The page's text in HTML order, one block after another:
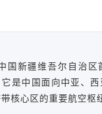
国新疆维吾尔自治区
是中国面向中亚、
核心区的重要航空枢